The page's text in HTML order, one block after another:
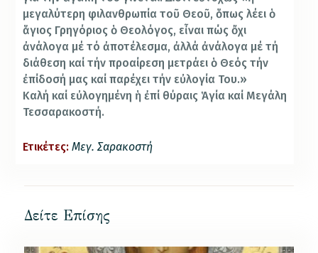
μεγαλύτερη φιλανθρωπία τοῦ Θεοῦ, ὅπως λέει ὁ
ἅγιος Γρηγόριος ὁ Θεολόγος, εἶναι πώς ὄχι
ἀνάλογα μέ τό ἀποτέλεσμα, ἀλλά ἀνάλογα μέ τή
διάθεση καί τήν προαίρεση μετράει ὁ Θεός τήν
ἐπίδοσή μας καί παρέχει τήν εὐλογία Του.»
Καλή καί εὐλογημένη ἡ ἐπί θύραις Ἁγία καί Μεγάλη
Τεσσαρακοστή.
Ετικέτες: Μεγ. Σαρακοστή
Δείτε Επίσης